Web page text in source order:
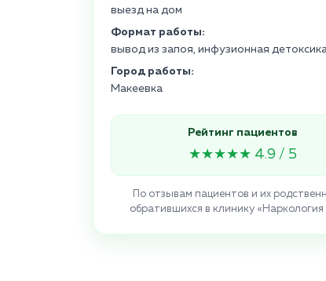
выезд на дом
Формат работы:
вывод из запоя, инфузионная
Город работы:
Макеевка
Рейтинг пациентов
★★★★★ 4.9 / 5
По отзывам пациентов и их
обратившихся в клинику